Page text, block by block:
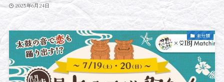
2025年6月24日
未分類